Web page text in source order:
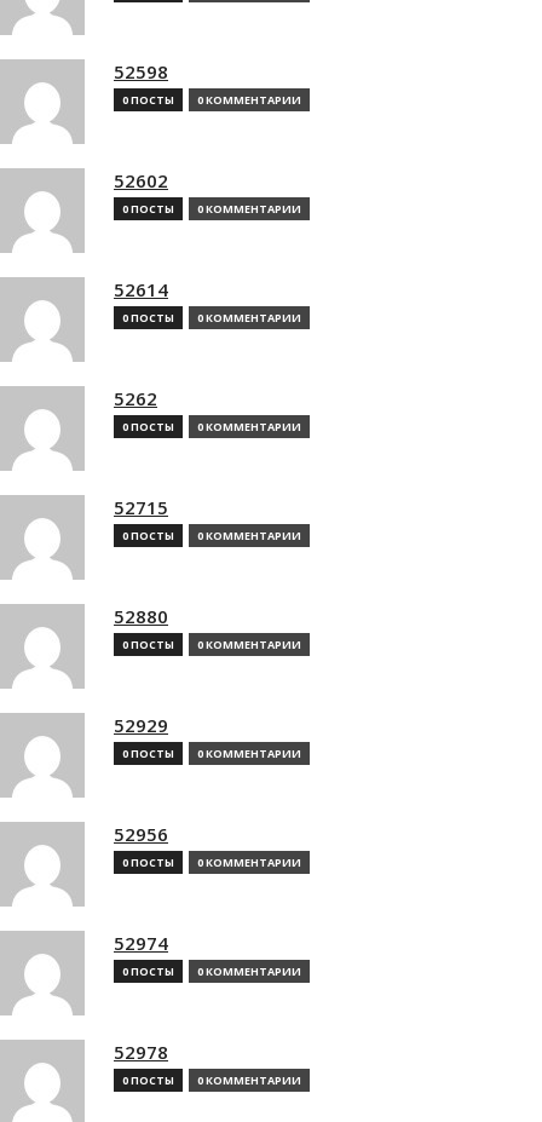
52598
0 ПОСТЫ 0 КОММЕНТАРИИ
52602
0 ПОСТЫ 0 КОММЕНТАРИИ
52614
0 ПОСТЫ 0 КОММЕНТАРИИ
5262
0 ПОСТЫ 0 КОММЕНТАРИИ
52715
0 ПОСТЫ 0 КОММЕНТАРИИ
52880
0 ПОСТЫ 0 КОММЕНТАРИИ
52929
0 ПОСТЫ 0 КОММЕНТАРИИ
52956
0 ПОСТЫ 0 КОММЕНТАРИИ
52974
0 ПОСТЫ 0 КОММЕНТАРИИ
52978
0 ПОСТЫ 0 КОММЕНТАРИИ